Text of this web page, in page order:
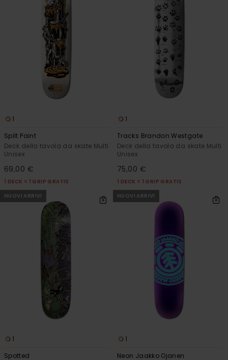
1
Spilt Paint
Deck della tavola da skate Multi
Unisex
69,00 €
1 DECK = 1 GRIP GRATIS
1
Tracks Brandon Westgate
Deck della tavola da skate Multi
Unisex
75,00 €
1 DECK = 1 GRIP GRATIS
NUOVI ARRIVI
1
Spotted
NUOVI ARRIVI
1
Neon Jaakko Ojanen